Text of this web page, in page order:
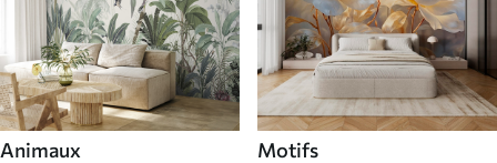
Animaux Motifs